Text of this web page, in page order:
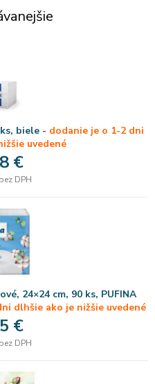
biele - dodanie je o 1-2 dni
uvedené
€
bez DPH
24×24 cm, 90 ks, PUFINA
dlhšie ako je nižšie uvedené
€
bez DPH